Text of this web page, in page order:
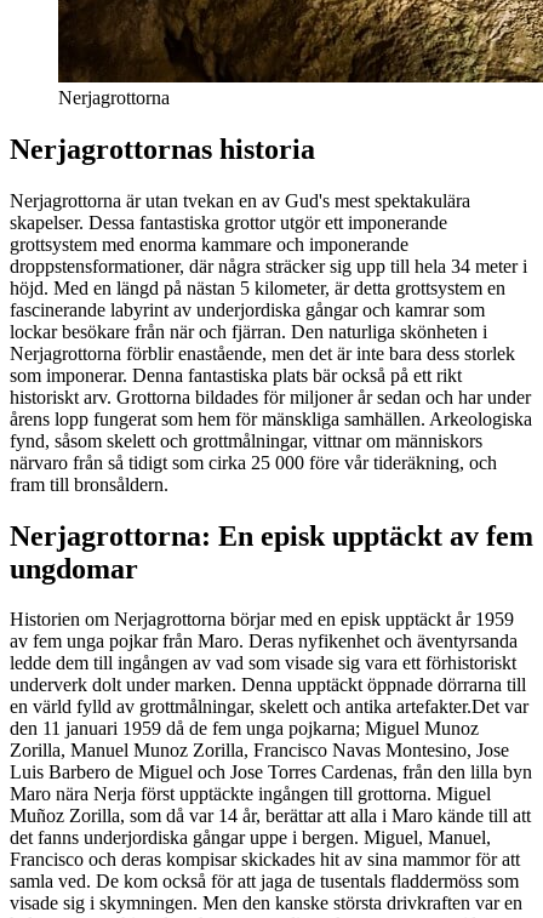
Nerjagrottorna
Nerjagrottornas historia
Nerjagrottorna är utan tvekan en av Gud's mest spektakulära
skapelser. Dessa fantastiska grottor utgör ett imponerande
grottsystem med enorma kammare och imponerande
droppstensformationer, där några sträcker sig upp till hela 34 meter i
höjd. Med en längd på nästan 5 kilometer, är detta grottsystem en
fascinerande labyrint av underjordiska gångar och kamrar som
lockar besökare från när och fjärran. Den naturliga skönheten i
Nerjagrottorna förblir enastående, men det är inte bara dess storlek
som imponerar. Denna fantastiska plats bär också på ett rikt
historiskt arv. Grottorna bildades för miljoner år sedan och har under
årens lopp fungerat som hem för mänskliga samhällen. Arkeologiska
fynd, såsom skelett och grottmålningar, vittnar om människors
närvaro från så tidigt som cirka 25 000 före vår tideräkning, och
fram till bronsåldern.
Nerjagrottorna: En episk upptäckt av fem
ungdomar
Historien om Nerjagrottorna börjar med en episk upptäckt år 1959
av fem unga pojkar från Maro. Deras nyfikenhet och äventyrsanda
ledde dem till ingången av vad som visade sig vara ett förhistoriskt
underverk dolt under marken. Denna upptäckt öppnade dörrarna till
en värld fylld av grottmålningar, skelett och antika artefakter.Det var
den 11 januari 1959 då de fem unga pojkarna; Miguel Munoz
Zorilla, Manuel Munoz Zorilla, Francisco Navas Montesino, Jose
Luis Barbero de Miguel och Jose Torres Cardenas, från den lilla byn
Maro nära Nerja först upptäckte ingången till grottorna. Miguel
Muñoz Zorilla, som då var 14 år, berättar att alla i Maro kände till att
det fanns underjordiska gångar uppe i bergen. Miguel, Manuel,
Francisco och deras kompisar skickades hit av sina mammor för att
samla ved. De kom också för att jaga de tusentals fladdermöss som
visade sig i skymningen. Men den kanske största drivkraften var en